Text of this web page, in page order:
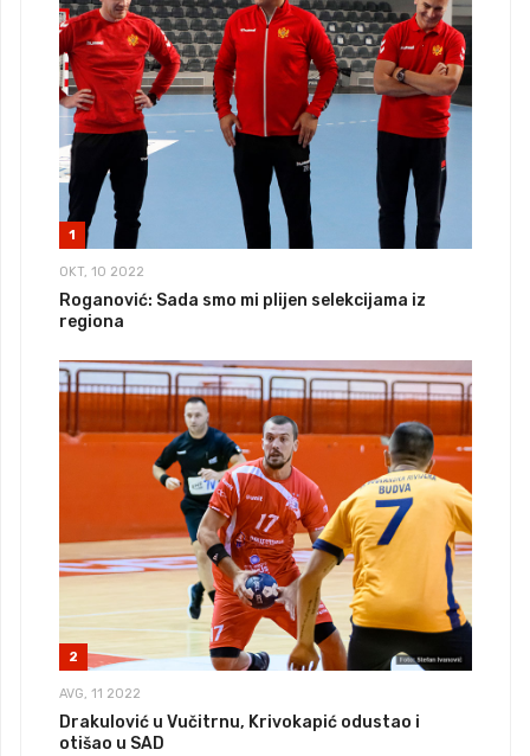
1
OKT, 10 2022
Roganović: Sada smo mi plijen selekcijama iz
regiona
2
AVG, 11 2022
Drakulović u Vučitrnu, Krivokapić odustao i
otišao u SAD